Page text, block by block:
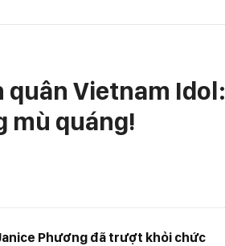
quân Vietnam Idol:
mù quáng!
Phương đã trượt khỏi chức